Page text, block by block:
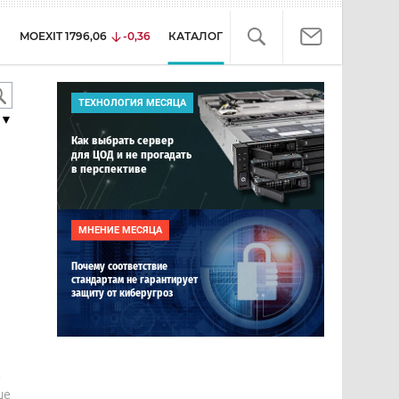
MOEXIT 1796,06 -0,36 КАТАЛОГ
▼
ТЕХНОЛОГИЯ МЕСЯЦА
Как выбрать сервер
для ЦОД и не прогадать
в перспективе
МНЕНИЕ МЕСЯЦА
Почему соответствие
стандартам не гарантирует
защиту от киберугроз